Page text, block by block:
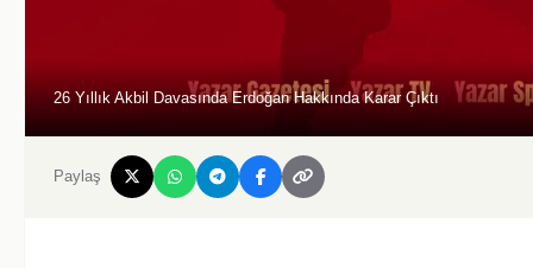
26 Yıllık Akbil Davasında Erdoğan Hakkında Karar Çıktı
Paylaş